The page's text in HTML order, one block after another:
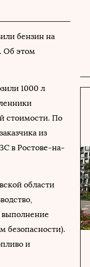
бензин на
Об этом
1000 л
стоимости. По
из
в Ростове-на-
области
выполнение
безопасности).
и